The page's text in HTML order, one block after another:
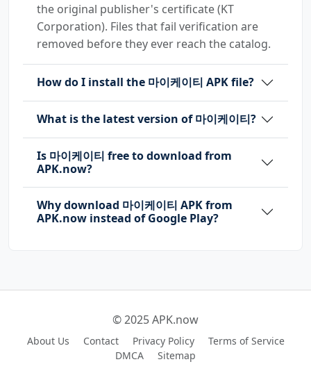
the original publisher's certificate (KT
Corporation). Files that fail verification are
removed before they ever reach the catalog.
How do I install the 마이케이티 APK file?
What is the latest version of 마이케이티?
Is 마이케이티 free to download from
APK.now?
Why download 마이케이티 APK from
APK.now instead of Google Play?
© 2025 APK.now
About Us Contact Privacy Policy
Terms of Service
DMCA
Sitemap